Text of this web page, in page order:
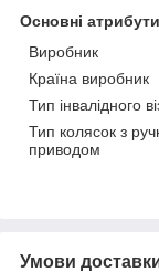
Основні атрибути
Виробник
Країна виробник
Тип інвалідного
Тип колясок з
приводом
Умови